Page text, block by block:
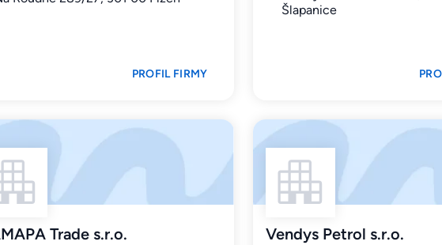
PROFIL FIRMY
Šlapanice
Trade s.r.o. Vendys Petrol s.r.o.